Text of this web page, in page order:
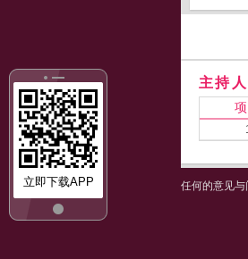
立即下载APP
主持
任何的意见